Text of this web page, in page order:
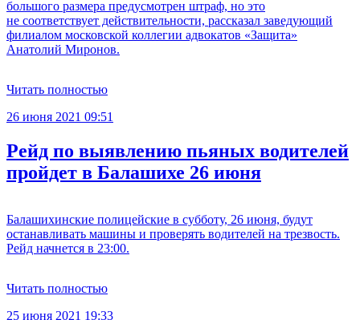
большого размера предусмотрен штраф, но это
не соответствует действительности, рассказал заведующий
филиалом московской коллегии адвокатов «Защита»
Анатолий Миронов.
Читать полностью
26 июня 2021 09:51
Рейд по выявлению пьяных водителей
пройдет в Балашихе 26 июня
Балашихинские полицейские в субботу, 26 июня, будут
останавливать машины и проверять водителей на трезвость.
Рейд начнется в 23:00.
Читать полностью
25 июня 2021 19:33